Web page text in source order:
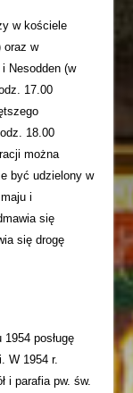
w kościele
oraz w
Nesodden (w
17.00
18.00
można
być udzielony w
i
się
się drogę
posługę
W 1954 r.
i parafia pw. św.